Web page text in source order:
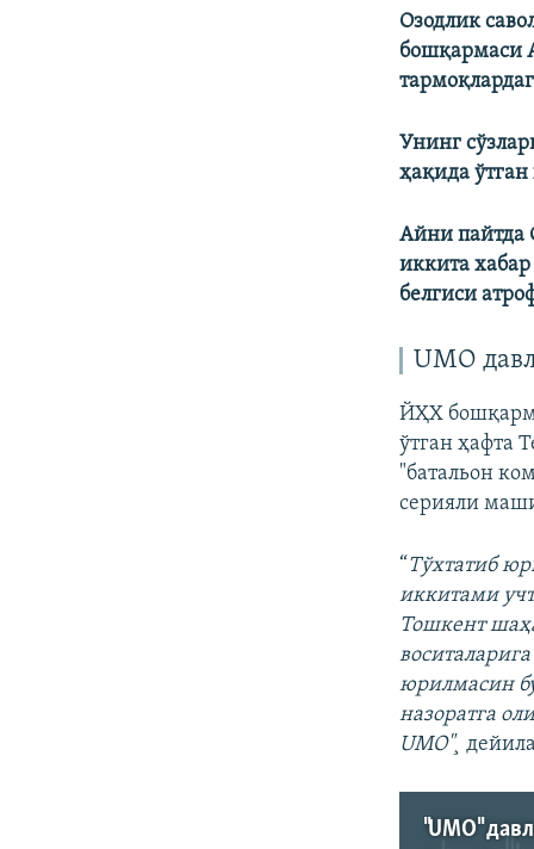
Озодлик
бошқармаси
Унинг
ҳақида
Айни пайтда
иккита
белгиси
UMO
ЙҲХ
ўтган ҳафта
"батальон
серияли
“Тўхтатиб
иккитами
Тошкент
юрилмасин
назоратга
UMO"¸